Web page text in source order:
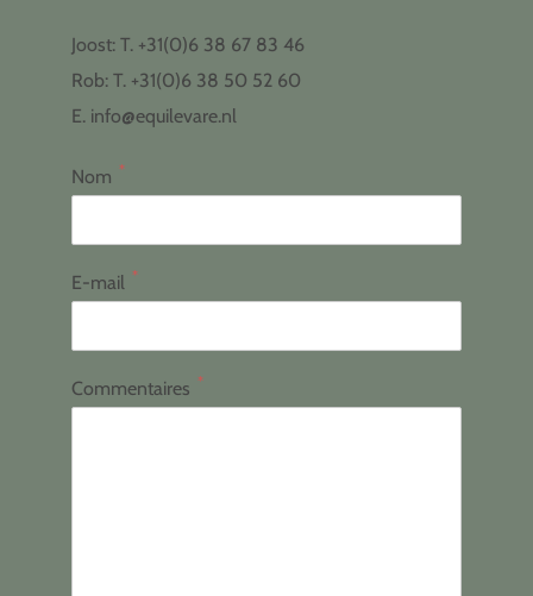
Joost: T. +31(0)6 38 67 83 46
Rob: T. +31(0)6 38 50 52 60
E. info@equilevare.nl
Nom *
E-mail *
Commentaires *